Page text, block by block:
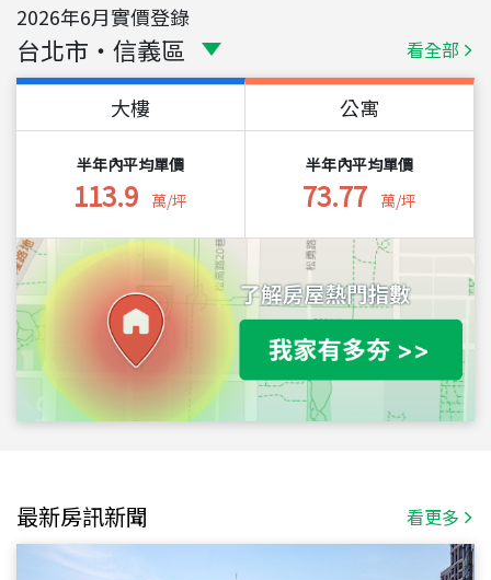
2026年6月實價登錄
台北市 ・ 信義區 看全部
大樓
半年內平均單價
113.9 萬/坪
公寓
半年內平均單價
73.77 萬/坪
最新房訊新聞 看更多